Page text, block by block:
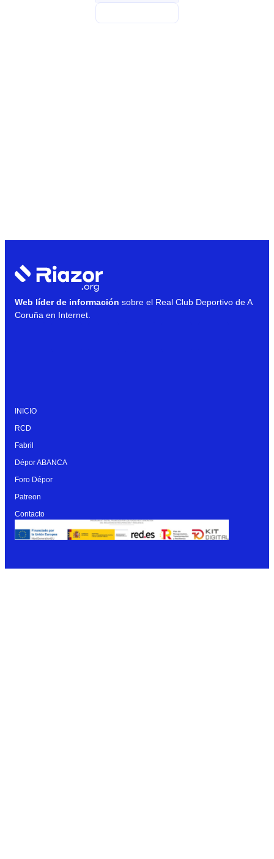
Web líder de información sobre el Real Club Deportivo de A
Coruña en Internet.
INICIO
RCD
Fabril
Dépor ABANCA
Foro Dépor
Patreon
Contacto